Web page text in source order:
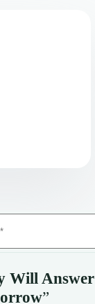
Will Answer
”